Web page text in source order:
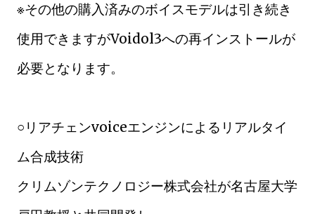
※その他の購入済みのボイスモデルは引き続き
使用できますがVoidol3への再インストールが
必要となります。
○リアチェンvoiceエンジンによるリアルタイ
ム合成技術
クリムゾンテクノロジー株式会社が名古屋大学